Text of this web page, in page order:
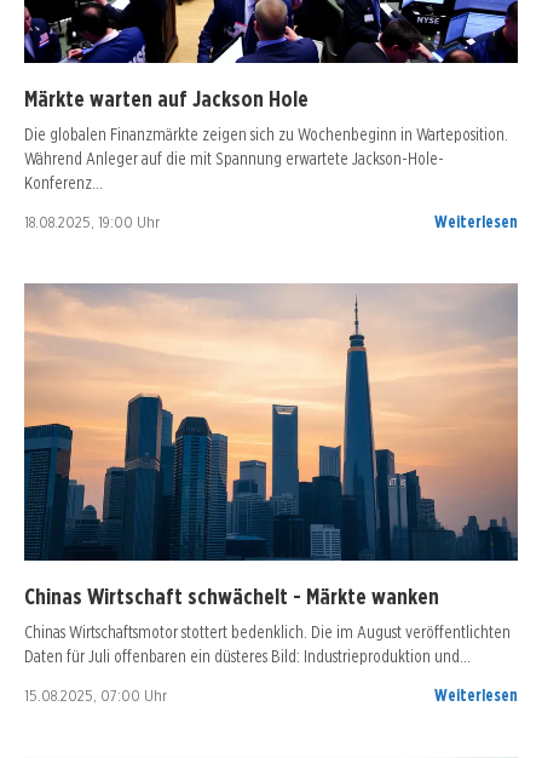
Märkte warten auf Jackson Hole
Die globalen Finanzmärkte zeigen sich zu Wochenbeginn in Warteposition.
Während Anleger auf die mit Spannung erwartete Jackson-Hole-
Konferenz…
18.08.2025, 19:00 Uhr Weiterlesen
Chinas Wirtschaft schwächelt - Märkte wanken
Chinas Wirtschaftsmotor stottert bedenklich. Die im August veröffentlichten
Daten für Juli offenbaren ein düsteres Bild: Industrieproduktion und…
15.08.2025, 07:00 Uhr Weiterlesen